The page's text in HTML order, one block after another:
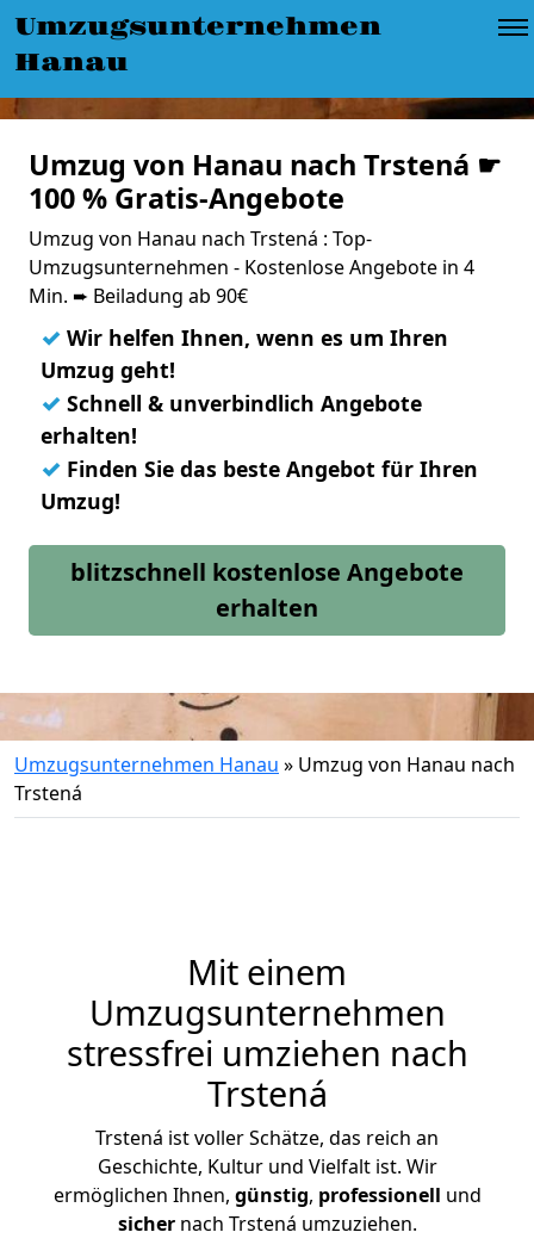
Umzugsunternehmen
Hanau
Umzug von Hanau nach Trstená ☛
100 % Gratis-Angebote
Umzug von Hanau nach Trstená : Top-
Umzugsunternehmen - Kostenlose Angebote in 4
Min. ➨ Beiladung ab 90€
✓ Wir helfen Ihnen, wenn es um Ihren
Umzug geht!
✓ Schnell & unverbindlich Angebote
erhalten!
✓ Finden Sie das beste Angebot für Ihren
Umzug!
blitzschnell kostenlose Angebote
erhalten
Umzugsunternehmen Hanau » Umzug von Hanau nach
Trstená
Mit einem
Umzugsunternehmen
stressfrei umziehen nach
Trstená
Trstená ist voller Schätze, das reich an
Geschichte, Kultur und Vielfalt ist. Wir
ermöglichen Ihnen, günstig, professionell und
sichernach Trstená umzuziehen.